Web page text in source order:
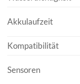
Akkulaufzeit
Kompatibilität
Sensoren